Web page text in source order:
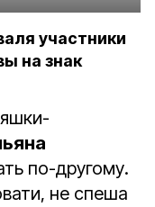
участники
на знак
по-другому.
не спеша